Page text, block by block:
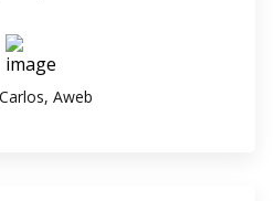
Aweb